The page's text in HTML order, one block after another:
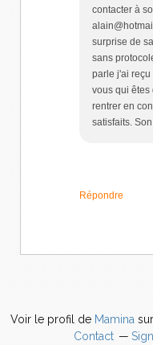
contacter à
surprise de
sans
parle j'ai reçu
vous qui êtes
rentrer en
satisfaits.
Répondre
Voir le profil de Mamina
Contact